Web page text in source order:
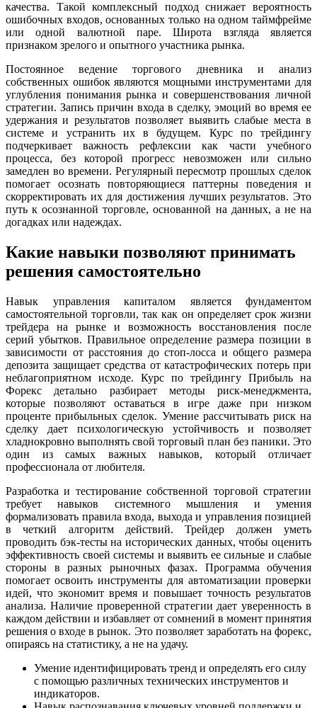
качества. Такой комплексный подход снижает вероятность
ошибочных входов, основанных только на одном таймфрейме
или одной валютной паре. Широта взгляда является
признаком зрелого и опытного участника рынка.
Постоянное ведение торгового дневника и анализ
собственных ошибок являются мощными инструментами для
углубления понимания рынка и совершенствования личной
стратегии. Запись причин входа в сделку, эмоций во время ее
удержания и результатов позволяет выявить слабые места в
системе и устранить их в будущем. Курс по трейдингу
подчеркивает важность рефлексии как части учебного
процесса, без которой прогресс невозможен или сильно
замедлен во времени. Регулярный пересмотр прошлых сделок
помогает осознать повторяющиеся паттерны поведения и
скорректировать их для достижения лучших результатов. Это
путь к осознанной торговле, основанной на данных, а не на
догадках или надеждах.
Какие навыки позволяют принимать
решения самостоятельно
Навык управления капиталом является фундаментом
самостоятельной торговли, так как он определяет срок жизни
трейдера на рынке и возможность восстановления после
серий убытков. Правильное определение размера позиции в
зависимости от расстояния до стоп-лосса и общего размера
депозита защищает средства от катастрофических потерь при
неблагоприятном исходе. Курс по трейдингу Прибыль на
Форекс детально разбирает методы риск-менеджмента,
которые позволяют оставаться в игре даже при низком
проценте прибыльных сделок. Умение рассчитывать риск на
сделку дает психологическую устойчивость и позволяет
хладнокровно выполнять свой торговый план без паники. Это
один из самых важных навыков, который отличает
профессионала от любителя.
Разработка и тестирование собственной торговой стратегии
требует навыков системного мышления и умения
формализовать правила входа, выхода и управления позицией
в четкий алгоритм действий. Трейдер должен уметь
проводить бэк-тесты на исторических данных, чтобы оценить
эффективность своей системы и выявить ее сильные и слабые
стороны в разных рыночных фазах. Программа обучения
помогает освоить инструменты для автоматизации проверки
идей, что экономит время и повышает точность результатов
анализа. Наличие проверенной стратегии дает уверенность в
каждом действии и избавляет от сомнений в момент принятия
решения о входе в рынок. Это позволяет заработать на форекс,
опираясь на статистику, а не на удачу.
Умение идентифицировать тренд и определять его силу
с помощью различных технических инструментов и
индикаторов.